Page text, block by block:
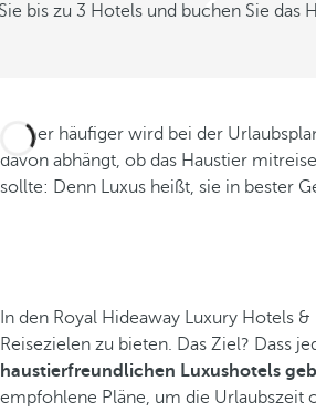
bis zu 3 Hotels und buchen Sie
Immer häufiger wird bei der
davon abhängt, ob das Haustier
sollte: Denn Luxus heißt, sie in bester
In den Royal Hideaway Luxury Hotels
Reisezielen zu bieten. Das Ziel? Dass
haustierfreundlichen Luxushotels
empfohlene Pläne, um die Urlaubszeit